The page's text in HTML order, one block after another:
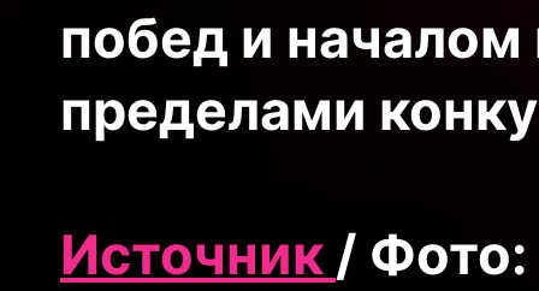
побед и
пределами
Источник / Фото: